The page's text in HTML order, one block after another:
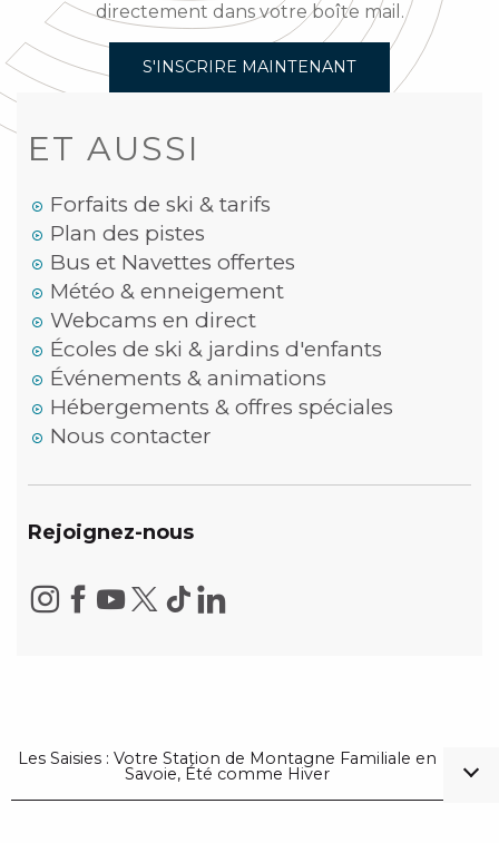
directement dans votre boîte mail.
S'INSCRIRE MAINTENANT
ET AUSSI
Forfaits de ski & tarifs
Plan des pistes
Bus et Navettes offertes
Météo & enneigement
Webcams en direct
Écoles de ski & jardins d'enfants
Événements & animations
Hébergements & offres spéciales
Nous contacter
Rejoignez-nous
Les Saisies : Votre Station de Montagne Familiale en
Savoie, Été comme Hiver